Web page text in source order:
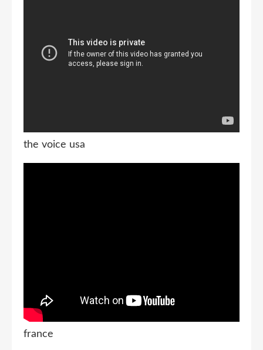
the voice usa
france